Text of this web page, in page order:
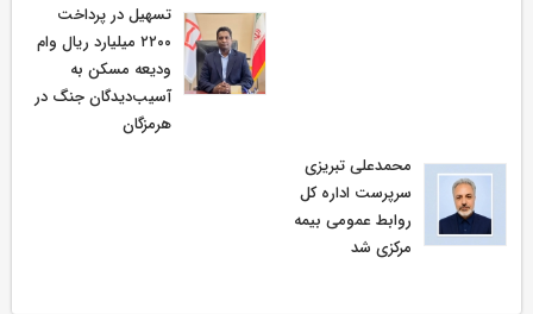
تسهیل در پرداخت
۲۲۰۰ میلیارد ریال وام
ودیعه مسکن به
آسیب‌دیدگان جنگ در
هرمزگان
محمدعلی تبریزی
سرپرست اداره كل
روابط عمومی بیمه
مركزی شد